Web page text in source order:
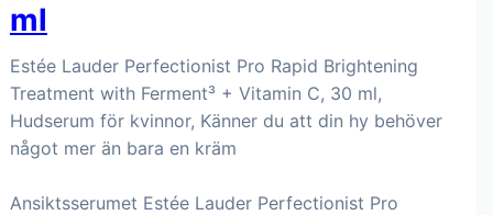
ml
Estée Lauder Perfectionist Pro Rapid Brightening
Treatment with Ferment³ + Vitamin C, 30 ml,
Hudserum för kvinnor, Känner du att din hy behöver
något mer än bara en kräm
Ansiktsserumet Estée Lauder Perfectionist Pro